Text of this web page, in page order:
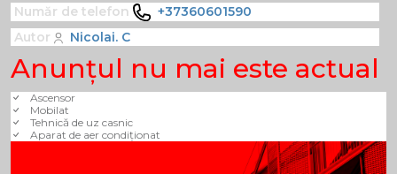
Număr de telefon
+37360601590
Autor
Nicolai. C
Anunţul nu mai este actual
Ascensor
Mobilat
Tehnică de uz casnic
Aparat de aer condiționat